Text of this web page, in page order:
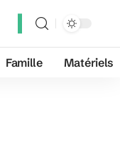
Famille Matériels